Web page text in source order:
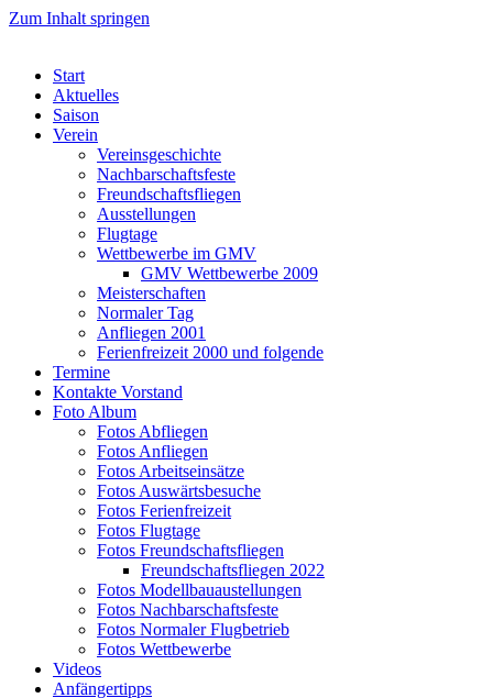
Zum Inhalt springen
Start
Aktuelles
Saison
Verein
Vereinsgeschichte
Nachbarschaftsfeste
Freundschaftsfliegen
Ausstellungen
Flugtage
Wettbewerbe im GMV
GMV Wettbewerbe 2009
Meisterschaften
Normaler Tag
Anfliegen 2001
Ferienfreizeit 2000 und folgende
Termine
Kontakte Vorstand
Foto Album
Fotos Abfliegen
Fotos Anfliegen
Fotos Arbeitseinsätze
Fotos Auswärtsbesuche
Fotos Ferienfreizeit
Fotos Flugtage
Fotos Freundschaftsfliegen
Freundschaftsfliegen 2022
Fotos Modellbauaustellungen
Fotos Nachbarschaftsfeste
Fotos Normaler Flugbetrieb
Fotos Wettbewerbe
Videos
Anfängertipps